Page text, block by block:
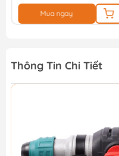
Mua ngay
Thông Tin Chi Tiết